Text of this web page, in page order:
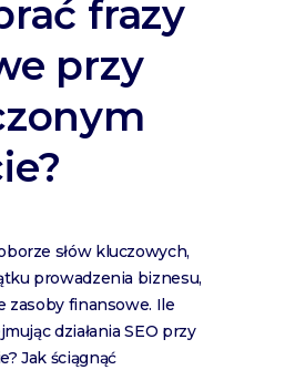
frazy
przy
słów kluczowych,
prowadzenia biznesu,
zasoby finansowe. Ile
działania SEO przy
Jak ściągnąć